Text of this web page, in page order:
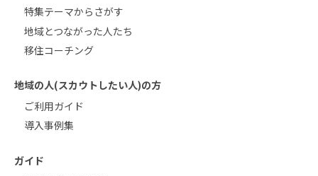
特集テーマからさがす
地域とつながった人たち
移住コーチング
地域の人(スカウトしたい人)の方
ご利用ガイド
導入事例集
ガイド